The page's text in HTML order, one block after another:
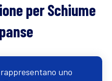
per Schiume
uno